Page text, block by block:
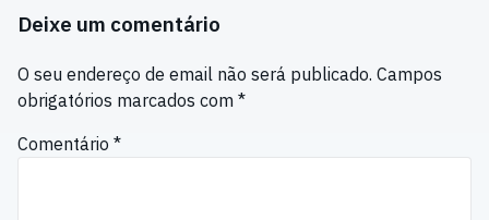
Deixe um comentário
O seu endereço de email não será publicado. Campos
obrigatórios marcados com *
Comentário *